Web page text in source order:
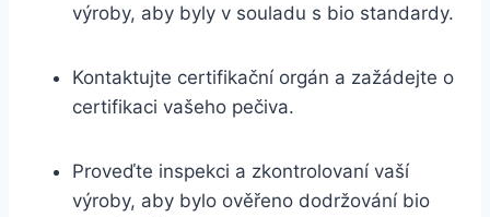
výroby, aby byly v souladu ⁤s bio standardy.
Kontaktujte certifikační orgán a zažádejte o
certifikaci vašeho ⁢pečiva.
Proveďte inspekci a zkontrolovaní vaší
výroby, ⁣aby bylo ověřeno dodržování ⁤bio